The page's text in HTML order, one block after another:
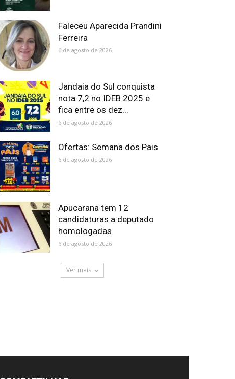
Faleceu Aparecida Prandini
Ferreira
6 de agosto de 2026
Jandaia do Sul conquista
nota 7,2 no IDEB 2025 e
fica entre os dez...
6 de agosto de 2026
Ofertas: Semana dos Pais
6 de agosto de 2026
Apucarana tem 12
candidaturas a deputado
homologadas
6 de agosto de 2026
Ver mais